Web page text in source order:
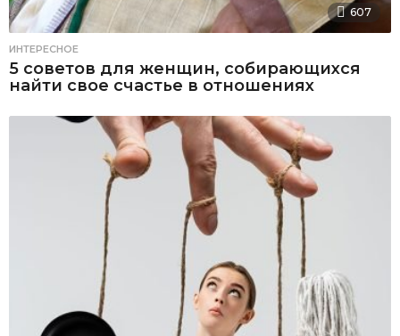
607
ИНТЕРЕСНОЕ
5 советов для женщин, собирающихся
найти свое счастье в отношениях